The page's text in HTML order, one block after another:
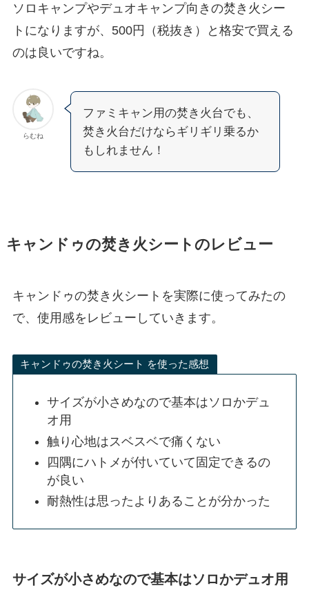
ソロキャンプやデュオキャンプ向きの焚き火シー
トになりますが、500円（税抜き）と格安で買える
のは良いですね。
らむね
ファミキャン用の焚き火台でも、
焚き火台だけならギリギリ乗るか
もしれません！
キャンドゥの焚き火シートのレビュー
キャンドゥの焚き火シートを実際に使ってみたの
で、使用感をレビューしていきます。
キャンドゥの焚き火シート を使った感想
サイズが小さめなので基本はソロかデュ
オ用
触り心地はスベスベで痛くない
四隅にハトメが付いていて固定できるの
が良い
耐熱性は思ったよりあることが分かった
サイズが小さめなので基本はソロかデュオ用